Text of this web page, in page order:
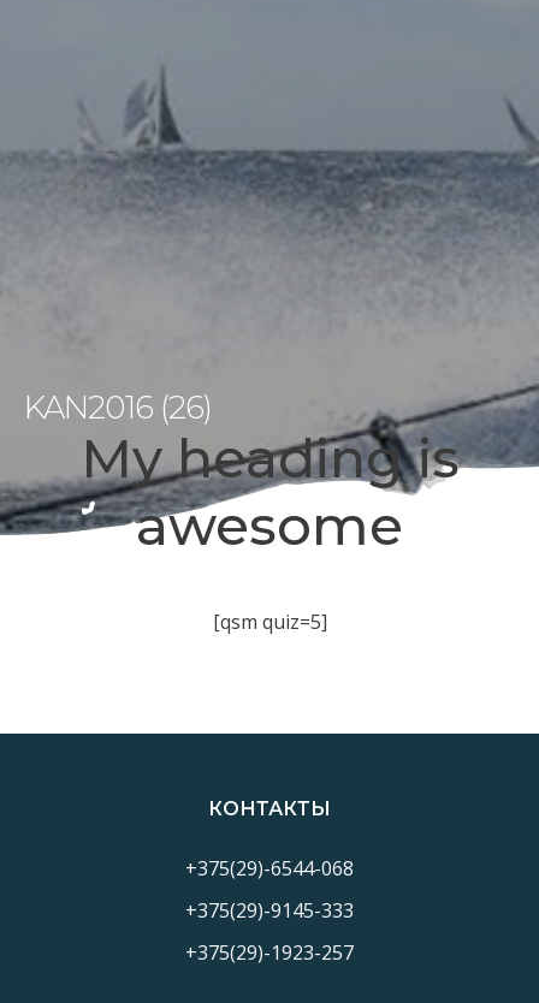
KAN2016 (26)
My heading is
awesome
[qsm quiz=5]
КОНТАКТЫ
+375(29)-6544-068
+375(29)-9145-333
+375(29)-1923-257